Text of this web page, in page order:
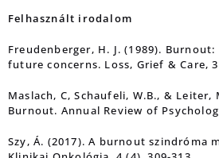
Felhasznált irodalom
Freudenberger, H. J. (1989).
future concerns. Loss, Grief & Care,
Maslach, C, Schaufeli, W.B., & Leiter,
Burnout. Annual Review of
Szy, Á. (2017). A burnout szindróma